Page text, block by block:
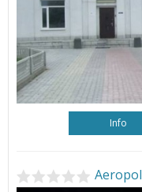
Info
Aeropol